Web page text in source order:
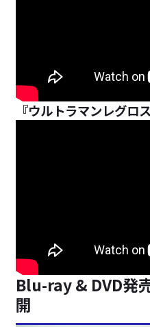
『ウルトラマンレグロ
Blu-ray & DVD発
開